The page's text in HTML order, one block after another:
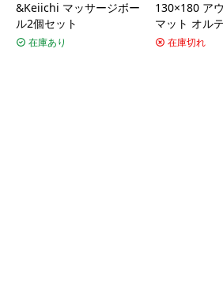
&Keiichi マッサージボー
ル2個セット
在庫あり
130×180 ア
マット オル
リア アメリ
在庫切れ